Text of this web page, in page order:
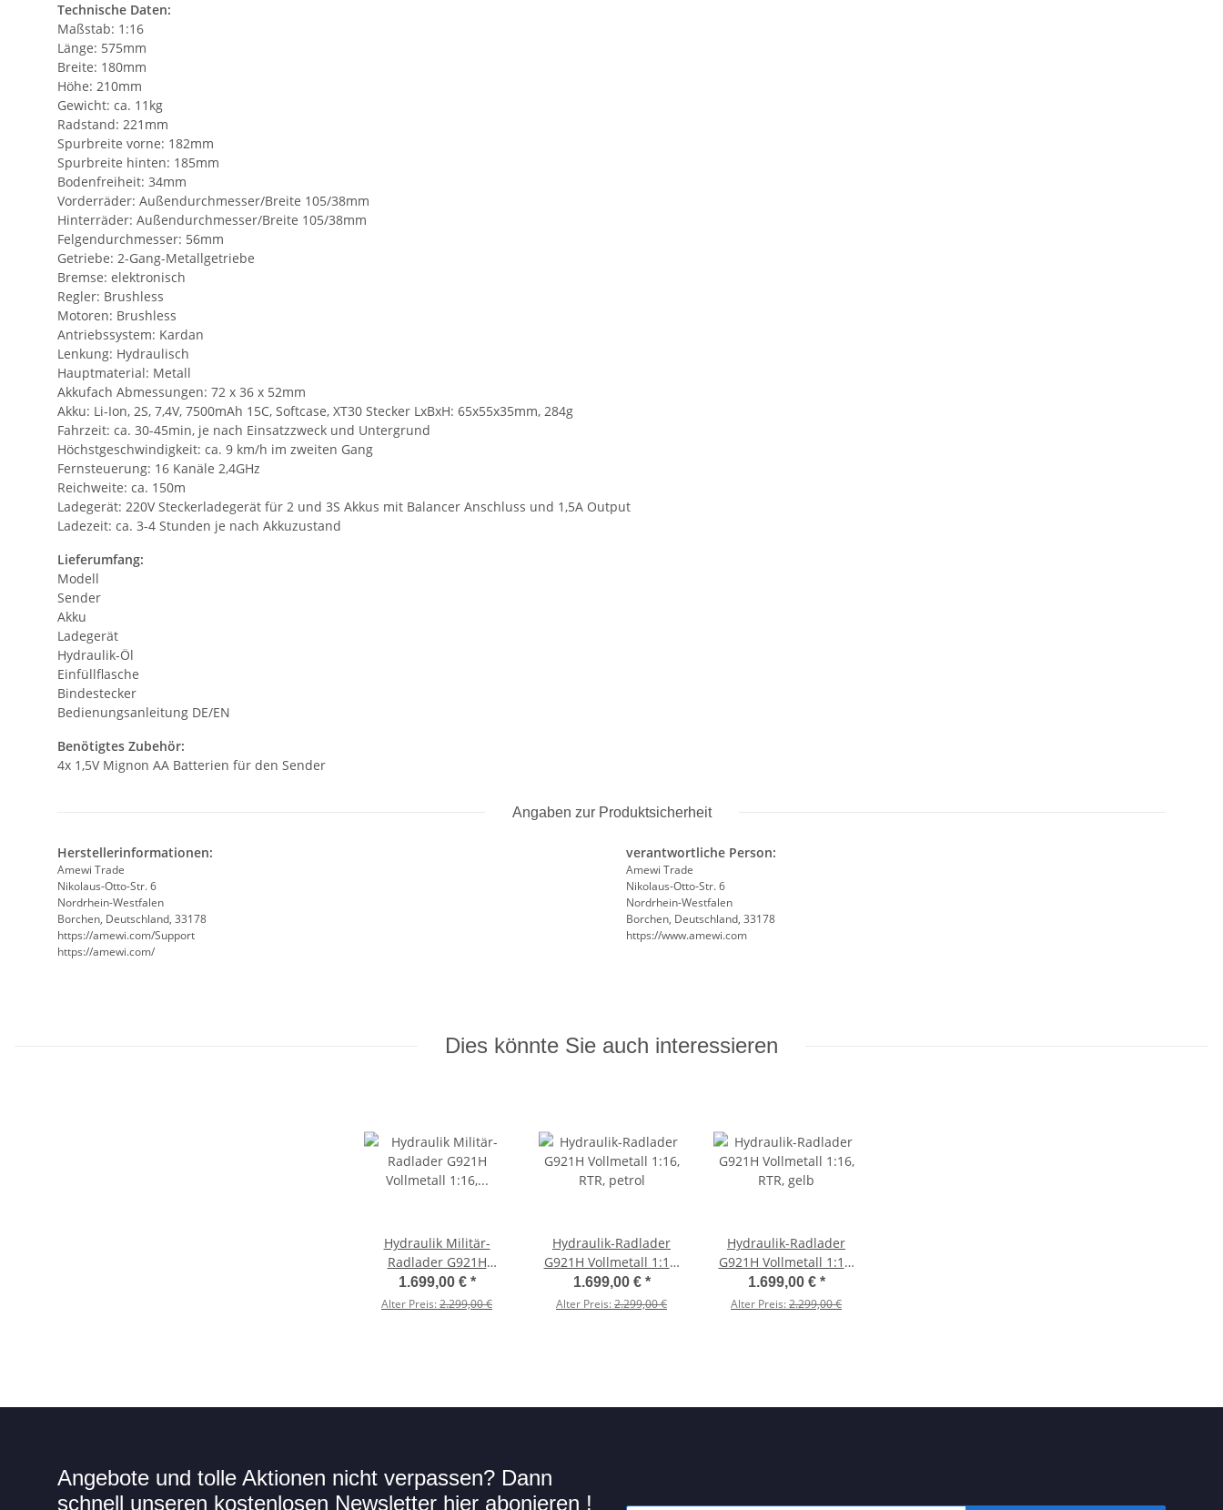
Technische Daten:
Maßstab: 1:16
Länge: 575mm
Breite: 180mm
Höhe: 210mm
Gewicht: ca. 11kg
Radstand: 221mm
Spurbreite vorne: 182mm
Spurbreite hinten: 185mm
Bodenfreiheit: 34mm
Vorderräder: Außendurchmesser/Breite 105/38mm
Hinterräder: Außendurchmesser/Breite 105/38mm
Felgendurchmesser: 56mm
Getriebe: 2-Gang-Metallgetriebe
Bremse: elektronisch
Regler: Brushless
Motoren: Brushless
Antriebssystem: Kardan
Lenkung: Hydraulisch
Hauptmaterial: Metall
Akkufach Abmessungen: 72 x 36 x 52mm
Akku: Li-Ion, 2S, 7,4V, 7500mAh 15C, Softcase, XT30 Stecker LxBxH: 65x55x35mm, 284g
Fahrzeit: ca. 30-45min, je nach Einsatzzweck und Untergrund
Höchstgeschwindigkeit: ca. 9 km/h im zweiten Gang
Fernsteuerung: 16 Kanäle 2,4GHz
Reichweite: ca. 150m
Ladegerät: 220V Steckerladegerät für 2 und 3S Akkus mit Balancer Anschluss und 1,5A Output
Ladezeit: ca. 3-4 Stunden je nach Akkuzustand
Lieferumfang:
Modell
Sender
Akku
Ladegerät
Hydraulik-Öl
Einfüllflasche
Bindestecker
Bedienungsanleitung DE/EN
Benötigtes Zubehör:
4x 1,5V Mignon AA Batterien für den Sender
Angaben zur Produktsicherheit
Herstellerinformationen:
Amewi Trade
Nikolaus-Otto-Str. 6
Nordrhein-Westfalen
Borchen, Deutschland, 33178
https://amewi.com/Support
https://amewi.com/
verantwortliche Person:
Amewi Trade
Nikolaus-Otto-Str. 6
Nordrhein-Westfalen
Borchen, Deutschland, 33178
https://www.amewi.com
Dies könnte Sie auch interessieren
Hydraulik Militär-
Radlader G921H
Vollmetall 1:16, RTR,
militär grün
1.699,00 € *
Alter Preis:2.299,00 €
Hydraulik-Radlader
G921H Vollmetall 1:16,
RTR, petrol
1.699,00 € *
Alter Preis:2.299,00 €
Hydraulik-Radlader
G921H Vollmetall 1:16,
RTR, gelb
1.699,00 € *
Alter Preis:2.299,00 €
Angebote und tolle Aktionen nicht verpassen? Dann
schnell unseren kostenlosen Newsletter hier abonieren !